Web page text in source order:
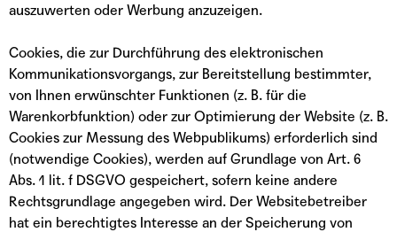
auszuwerten oder Werbung anzuzeigen.
Cookies, die zur Durchführung des elektronischen
Kommunikationsvorgangs, zur Bereitstellung bestimmter,
von Ihnen erwünschter Funktionen (z. B. für die
Warenkorbfunktion) oder zur Optimierung der Website (z. B.
Cookies zur Messung des Webpublikums) erforderlich sind
(notwendige Cookies), werden auf Grundlage von Art. 6
Abs. 1 lit. f DSGVO gespeichert, sofern keine andere
Rechtsgrundlage angegeben wird. Der Websitebetreiber
hat ein berechtigtes Interesse an der Speicherung von